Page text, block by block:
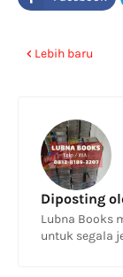
Lebih baru
Diposting
Lubna Books
untuk segala